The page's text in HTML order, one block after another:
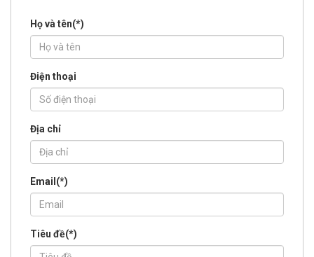
Điện thoại
Địa chỉ
Email(*)
Tiêu đề(*)